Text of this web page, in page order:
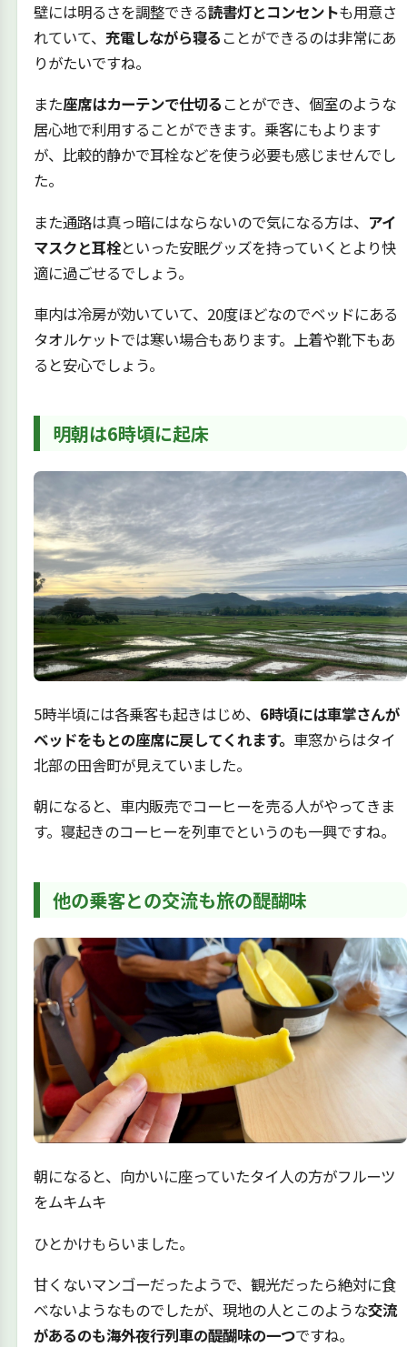
壁には明るさを調整できる読書灯とコンセントも用意さ
れていて、 充電しながら寝る ことができるのは非常にあ
りがたいですね。
また座席はカーテンで仕切る ことができ、個室のような
居心地で利用することができます。乗客にもよります
が、比較的静かで耳栓などを使う必要も感じませんでし
た。
また通路は真っ暗にはならないので気になる方は、 アイ
マスクと耳栓といった安眠グッズを持っていくとより快
適に過ごせるでしょう。
車内は冷房が効いていて、20度ほどなのでベッドにある
タオルケットでは寒い場合もあります。上着や靴下もあ
ると安心でしょう。
明朝は6時頃に起床
5時半頃には各乗客も起きはじめ、 6時頃には車掌さんが
ベッドをもとの座席に戻してくれます。 車窓からはタイ
北部の田舎町が見えていました。
朝になると、車内販売でコーヒーを売る人がやってきま
す。寝起きのコーヒーを列車でというのも一興ですね。
他の乗客との交流も旅の醍醐味
朝になると、向かいに座っていたタイ人の方がフルーツ
をムキムキ
ひとかけもらいました。
甘くないマンゴーだったようで、観光だったら絶対に食
べないようなものでしたが、現地の人とこのような交流
があるのも海外夜行列車の醍醐味の一つですね。